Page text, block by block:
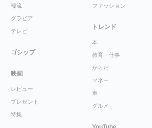
韓流
グラビア
テレビ
ゴシップ
映画
レビュー
プレゼント
特集
ファッション
トレンド
本
教育・仕事
からだ
マネー
車
グルメ